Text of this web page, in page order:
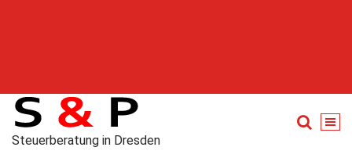
Steuerberatung in Dresden